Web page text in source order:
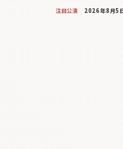
注目公演 2026年8月5